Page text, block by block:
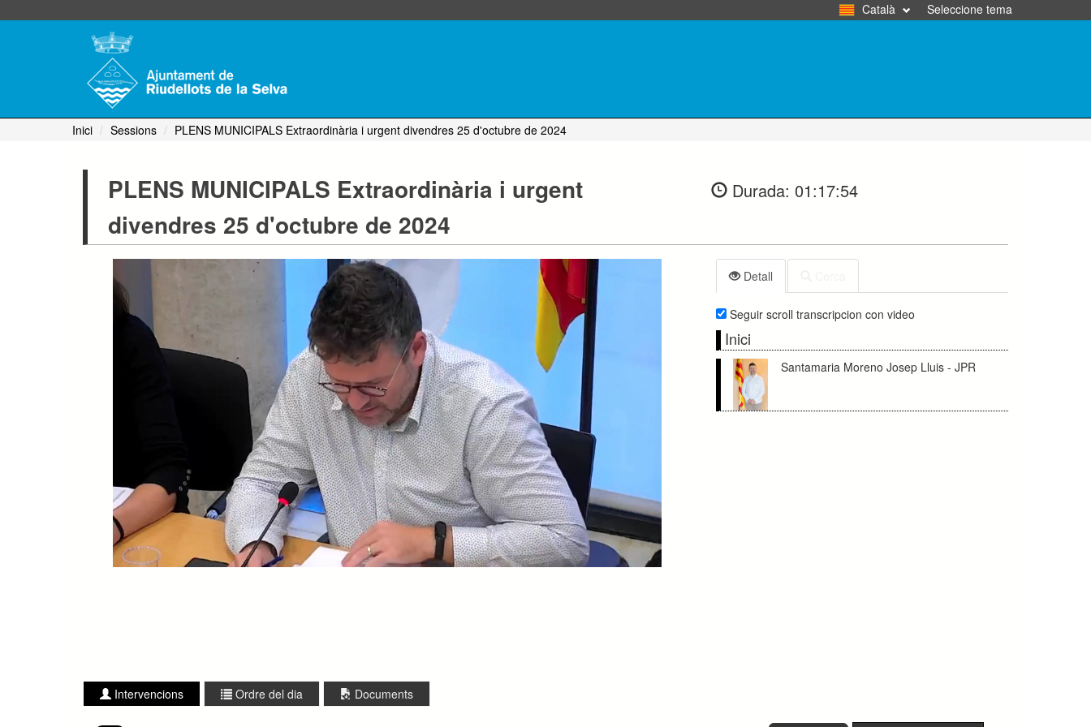
Seleccione tema
Català
Inici Sessions PLENS MUNICIPALS Extraordinària i urgent divendres 25 d'octubre de 2024
PLENS MUNICIPALS Extraordinària i urgent
divendres 25 d'octubre de 2024
Durada: 01:17:54
Detall
Seguir scroll transcripcion con video
Inici
Santamaria Moreno Josep Lluis - JPR
Intervencions Ordre del dia Documents